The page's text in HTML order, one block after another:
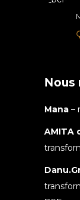
Nous
Mana –
AMITA